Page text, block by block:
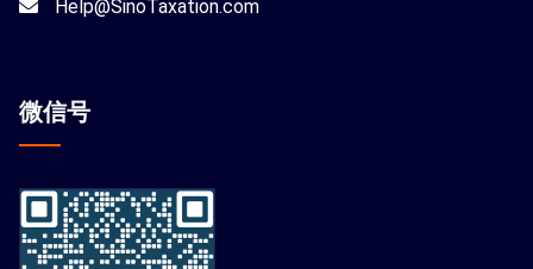
Help@SinoTaxation.com
微信号